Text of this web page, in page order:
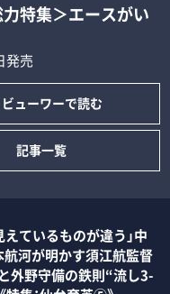
特集＞エースがい
発売
ビューワーで読む
記事一覧
見えているものが違う」中
航河が明かす須江航監督
外野守備の鉄則“流し3-